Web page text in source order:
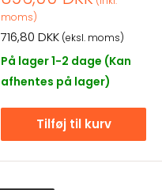
moms)
Salgspris
716,80 DKK (eksl. moms)
På lager 1-2 dage (Kan
afhentes på lager)
Tilføj til kurv